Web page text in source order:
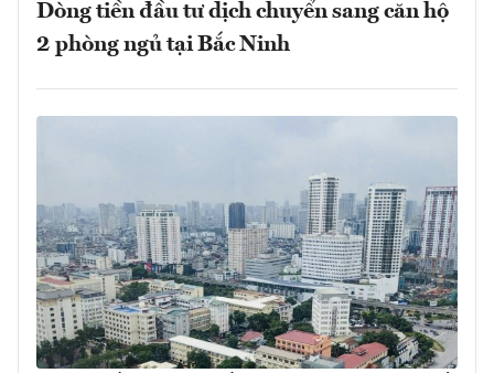
Dòng tiền đầu tư dịch chuyển sang căn hộ
2 phòng ngủ tại Bắc Ninh